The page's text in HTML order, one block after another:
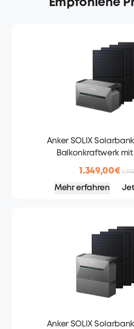
Empfohlene
Anker SOLIX Solarbank
Balkonkraftwerk
1.349,00€
Mehr erfahren
Anker SOLIX Solarbank